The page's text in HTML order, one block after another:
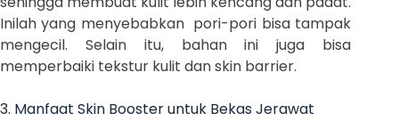
Inilah yang menyebabkan pori-pori bisa tampak
mengecil. Selain itu, bahan ini juga bisa
memperbaiki tekstur kulit dan skin barrier.
3. Manfaat Skin Booster untuk Bekas Jerawat